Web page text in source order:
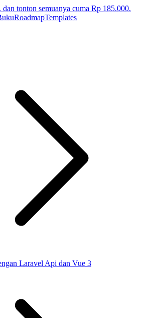
dan tonton semuanya cuma Rp 185.000.
RoadmapTemplates
Laravel Api dan Vue 3